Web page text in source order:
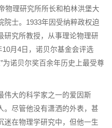
物理研究所所长和柏林洪堡大
院士。1933年因受纳粹政权迫
研究所教授，从事理论物理研
月4日，诺贝尔基金会评选
为诺贝尔奖百余年历史上最受尊
伟大的科学家之一的爱因斯
。尽管他没有潇洒的外表，甚
迷在物理学研究中，但他一生